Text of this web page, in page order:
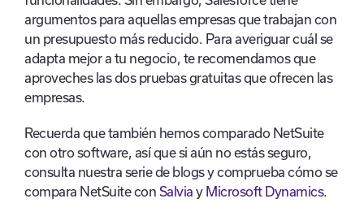
argumentos para aquellas empresas que trabajan con
un presupuesto más reducido. Para averiguar cuál se
adapta mejor a tu negocio, te recomendamos que
aproveches las dos pruebas gratuitas que ofrecen las
empresas.
Recuerda que también hemos comparado NetSuite
con otro software, así que si aún no estás seguro,
consulta nuestra serie de blogs y comprueba cómo se
compara NetSuite con Salvia y Microsoft Dynamics.